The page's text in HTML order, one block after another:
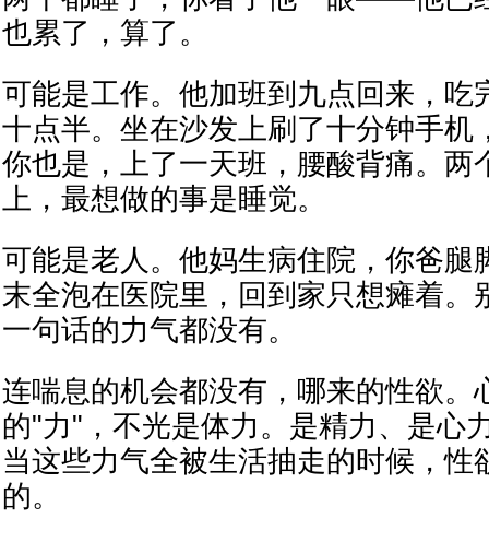
也累了，算了。
可能是工作。他加班到九点回来，吃
十点半。坐在沙发上刷了十分钟手机
你也是，上了一天班，腰酸背痛。两
上，最想做的事是睡觉。
可能是老人。他妈生病住院，你爸腿
末全泡在医院里，回到家只想瘫着。
一句话的力气都没有。
连喘息的机会都没有，哪来的性欲。
的"力"，不光是体力。是精力、是心
当这些力气全被生活抽走的时候，性
的。